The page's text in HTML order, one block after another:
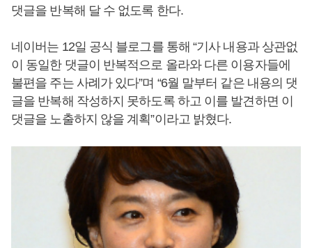
댓글을 반복해 달 수 없도록 한다.
네이버는 12일 공식 블로그를 통해 “기사 내용과 상관없
이 동일한 댓글이 반복적으로 올라와 다른 이용자들에
불편을 주는 사례가 있다”며 “6월 말부터 같은 내용의 댓
글을 반복해 작성하지 못하도록 하고 이를 발견하면 이
댓글을 노출하지 않을 계획”이라고 밝혔다.